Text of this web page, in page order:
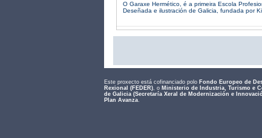
O Garaxe Hermético, é a primeira Escola
Deseñada e ilustración de Galicia, fundada por
Este proxecto está cofinanciado polo Fondo Europeo de
Rexional (FEDER), o Ministerio de Industria, Turismo e
de Galicia (Secretaría Xeral de Modernización e
Plan Avanza.